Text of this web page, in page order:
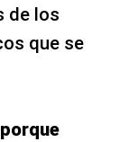
de los
que se